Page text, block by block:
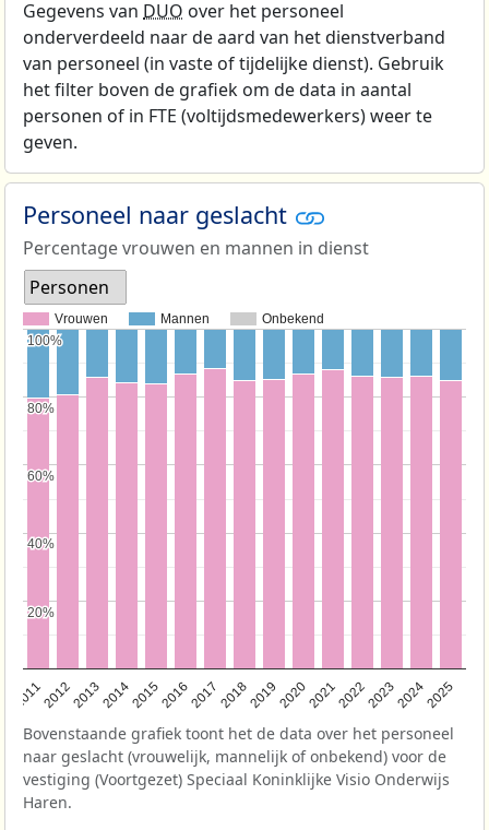
Gegevens van DUO over het personeel
onderverdeeld naar de aard van het dienstverband
van personeel (in vaste of tijdelijke dienst). Gebruik
het filter boven de grafiek om de data in aantal
personen of in FTE (voltijdsmedewerkers) weer te
geven.
Personeel naar geslacht
Percentage vrouwen en mannen in dienst
Personen
Vrouwen Mannen Onbekend
201120122013201420152016201720182019202020212022202320242025
20%
20%
40%
40%
60%
60%
80%
80%
100%
100%
Bovenstaande grafiek toont het de data over het personeel
naar geslacht (vrouwelijk, mannelijk of onbekend) voor de
vestiging (Voortgezet) Speciaal Koninklijke Visio Onderwijs
Haren.